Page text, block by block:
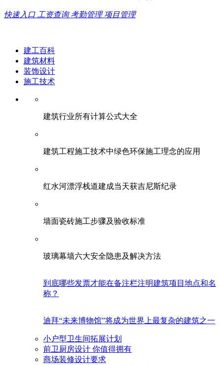
快速入口 工资查询 考勤管理 项目管理
建工百科
建筑材料
装饰设计
施工技术
建筑行业所有计算公式大全
建筑工程施工技术中绿色环保施工理念的应用
红水河漂浮栈道建成当天获吉尼斯纪录
墙面瓷砖施工步骤及验收标准
玻璃幕墙六大安全隐患及解决方法
到底哪些发票才能在备注栏注明建筑项目地点和名
称？
迪拜“未来博物馆”将成为世界上最复杂的建筑之一
小户型卫生间拓展计划
前卫厨房设计 你值得拥有
商场装修设计要求